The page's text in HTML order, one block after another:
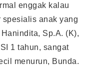
enggak kalau
anak yang
Sp.A. (K),
1 tahun, sangat
menurun, Bunda.